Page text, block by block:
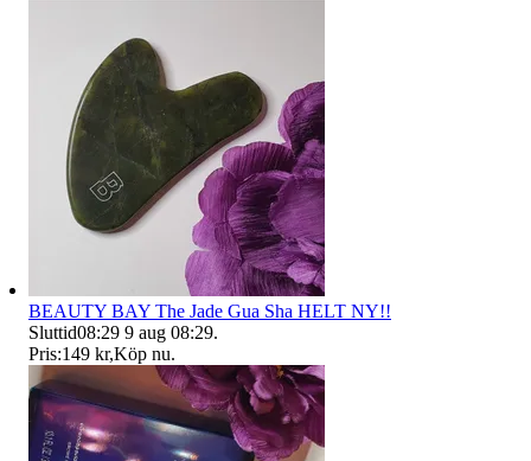
BEAUTY BAY The Jade Gua Sha HELT NY!!
Sluttid08:29 9 aug 08:29.
Pris:149 kr,Köp nu.